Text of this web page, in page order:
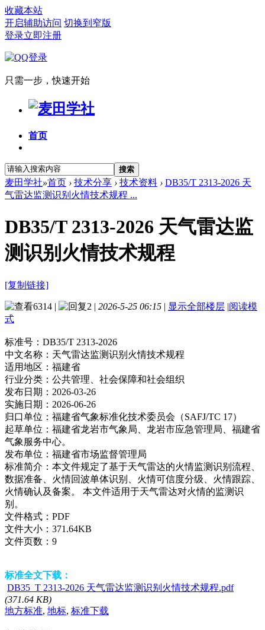
收藏本站
开启辅助访问 切换到窄版
登录立即注册
只需一步，快速开始
首页
搜索
麦田学社»首页 › 技术分享 › 技术资料 › DB35/T 2313-2026 天
气雷达监测识别火情技术规程 ...
DB35/T 2313-2026 天气雷达监
测识别火情技术规程
[复制链接]
6314 | 2 | 2026-5-25 06:15 | 显示全部楼层 |阅读模
式
标准号： DB35/T 2313-2026
中文名称： 天气雷达监测识别火情技术规程
适用地区： 福建省
行业分类： 公共管理、社会保障和社会组织
发布日期： 2026-03-26
实施日期： 2026-06-26
归口单位： 福建省气象标准化技术委员会（SAFJ/TC 17）
起草单位： 福建省龙岩市气象局、龙岩市应急管理局、福建省
气象服务中心。
发布单位： 福建省市场监督管理局
标准简介： 本文件规定了基于天气雷达的火情监测识别流程、
数据准备、火情回波单体识别、火情可信度分级、火情跟踪、
火情确认及备案。 本文件适用于天气雷达对火情的监测识
别。
文件格式： PDF
文件大小： 371.64KB
文件页数： 9
标准全文下载：
DB35_T 2313-2026 天气雷达监测识别火情技术规程.pdf
(371.64 KB)
地方标准, 地标, 标准下载